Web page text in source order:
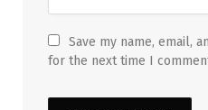
Save my name, email,
for the next time I